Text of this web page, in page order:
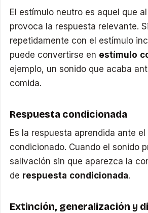
El estímulo neutro es aquel que
provoca la respuesta relevante.
repetidamente con el estímulo
puede convertirse en estímulo
ejemplo, un sonido que acaba
comida.
Respuesta condicionada
Es la respuesta aprendida ante
condicionado. Cuando el sonido
salivación sin que aparezca la
de respuesta condicionada.
Extinción, generalización y